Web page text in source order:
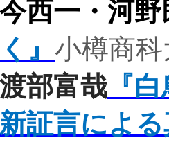
河野
』 小樽商
渡部富哉 『
証言によ